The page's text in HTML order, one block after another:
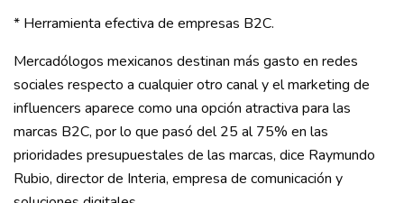
* Herramienta efectiva de empresas B2C.
Mercadólogos mexicanos destinan más gasto en redes
sociales respecto a cualquier otro canal y el marketing de
influencers aparece como una opción atractiva para las
marcas B2C, por lo que pasó del 25 al 75% en las
prioridades presupuestales de las marcas, dice Raymundo
Rubio, director de Interia, empresa de comunicación y